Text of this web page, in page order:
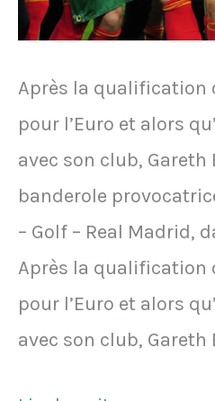
bas"
Après la qualification
pour l’Euro et alors
avec son club, Gareth
banderole
– Golf – Real Madrid,
Après la qualification
pour l’Euro et alors
avec son club, Gareth